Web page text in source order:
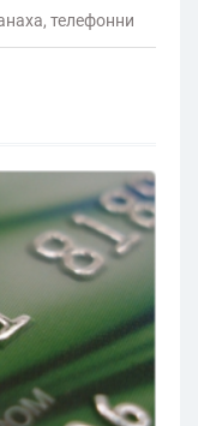
, телефонни